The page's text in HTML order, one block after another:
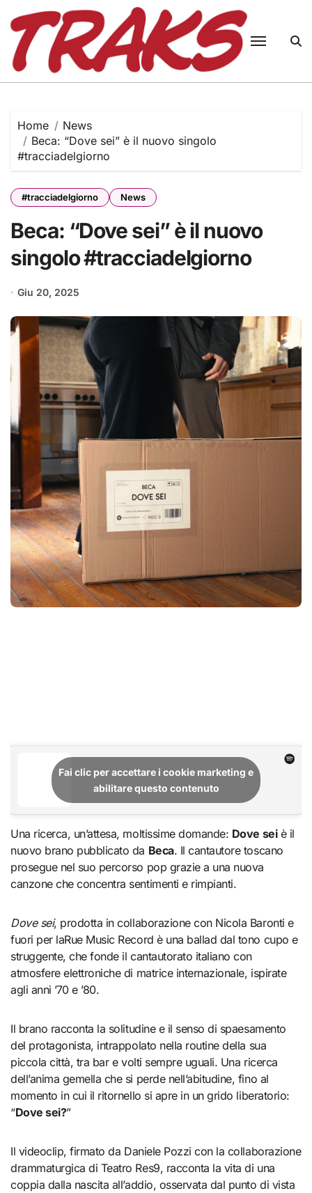
content
Home
News
Beca: “Dove sei” è il nuovo singolo
#tracciadelgiorno
#tracciadelgiorno News
Beca: “Dove sei” è il nuovo
singolo #tracciadelgiorno
Giu 20, 2025
Fai clic per accettare i cookie marketing e
abilitare questo contenuto
Una ricerca, un’attesa, moltissime domande: Dove seiè il
nuovo brano pubblicato da Beca. Il cantautore toscano
prosegue nel suo percorso pop grazie a una nuova
canzone che concentra sentimenti e rimpianti.
Dove sei, prodotta in collaborazione con Nicola Baronti e
fuori per laRue Music Record è una ballad dal tono cupo e
struggente, che fonde il cantautorato italiano con
atmosfere elettroniche di matrice internazionale, ispirate
agli anni ’70 e ’80.
Il brano racconta la solitudine e il senso di spaesamento
del protagonista, intrappolato nella routine della sua
piccola città, tra bar e volti sempre uguali. Una ricerca
dell’anima gemella che si perde nell’abitudine, fino al
momento in cui il ritornello si apre in un grido liberatorio:
“Dove sei?”
Il videoclip, firmato da Daniele Pozzi con la collaborazione
drammaturgica di Teatro Res9, racconta la vita di una
coppia dalla nascita all’addio, osservata dal punto di vista